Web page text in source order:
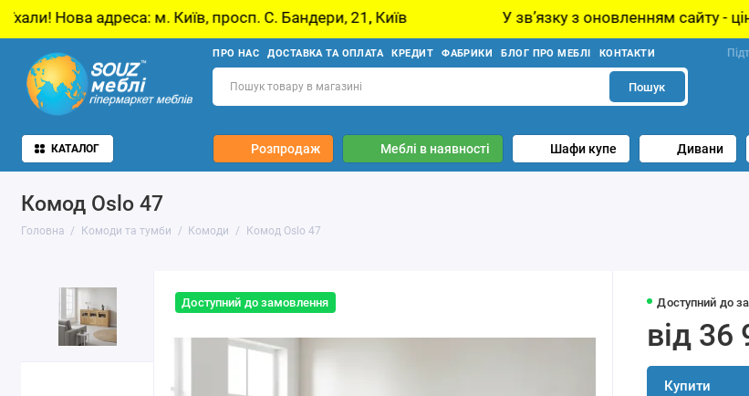
м. Київ, просп. С. Бандери, 21, Київ У звʼязку з оновленням сайту - ціну за товар
ПРО НАС ДОСТАВКА ТА ОПЛАТА КРЕДИТ ФАБРИКИ БЛОГ ПРО МЕБЛІ КОНТАКТИ
Пошук
КАТАЛОГ Розпродаж Меблі в наявності Шафи купе Дивани
Комод Oslo 47
Головна Комоди та тумби Комоди Комод Oslo 47
Доступний до замовлення Доступний до
від 36
Купити